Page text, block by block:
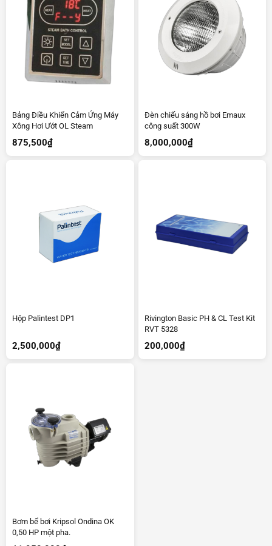
Bảng Điều Khiển Cảm Ứng Máy
Xông Hơi Ướt OL Steam
875,500₫
Đèn chiếu sáng hồ bơi Emaux
công suất 300W
8,000,000₫
Hộp Palintest DP1
2,500,000₫
Rivington Basic PH & CL Test Kit
RVT 5328
200,000₫
Bơm bể bơi Kripsol Ondina OK
0,50 HP một pha.